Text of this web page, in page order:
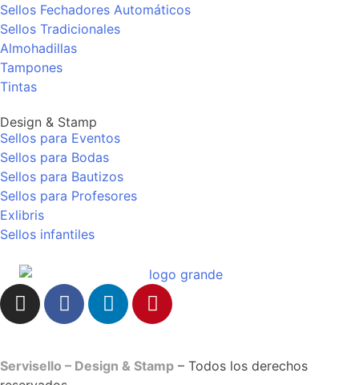
Sellos Fechadores Automáticos
Sellos Tradicionales
Almohadillas
Tampones
Tintas
Design & Stamp
Sellos para Eventos
Sellos para Bodas
Sellos para Bautizos
Sellos para Profesores
Exlibris
Sellos infantiles
Servisello – Design & Stamp – Todos los derechos